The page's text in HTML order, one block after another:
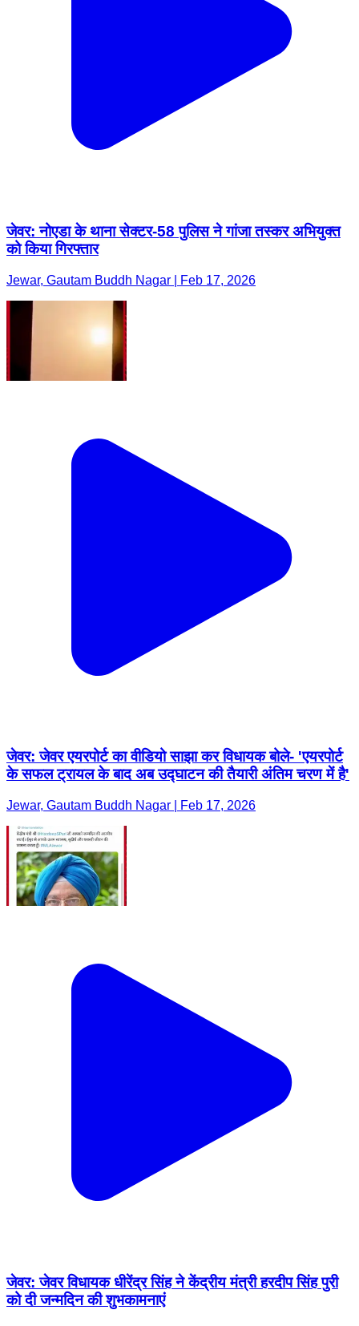
जेवर: नोएडा के थाना सेक्टर-58 पुलिस ने गांजा तस्कर अभियुक्त
को किया गिरफ्तार
Jewar, Gautam Buddh Nagar | Feb 17, 2026
जेवर: जेवर एयरपोर्ट का वीडियो साझा कर विधायक बोले- 'एयरपोर्ट
के सफल ट्रायल के बाद अब उद्घाटन की तैयारी अंतिम चरण में है'
Jewar, Gautam Buddh Nagar | Feb 17, 2026
जेवर: जेवर विधायक धीरेंद्र सिंह ने केंद्रीय मंत्री हरदीप सिंह पुरी
को दी जन्मदिन की शुभकामनाएं